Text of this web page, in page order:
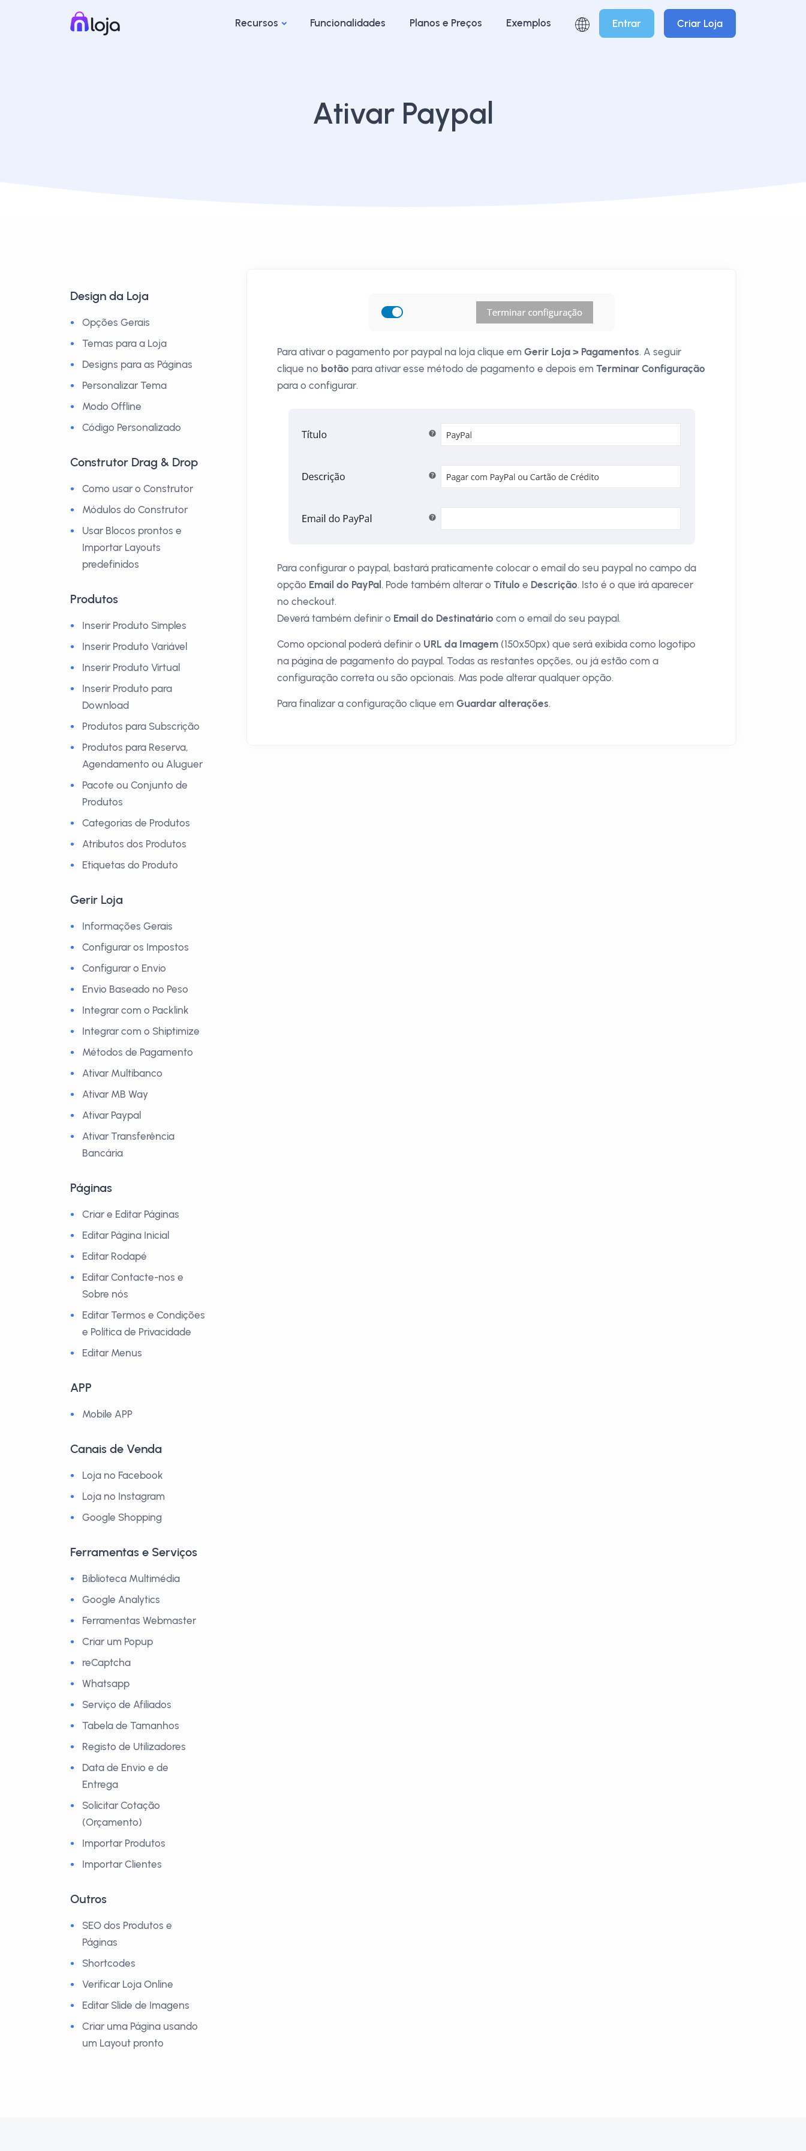
Recursos Funcionalidades Planos e Preços Exemplos Entrar Criar Loja
Ativar Paypal
Para ativar o pagamento por paypal na loja clique em Gerir Loja > Pagamentos. A seguir
clique no botão para ativar esse método de pagamento e depois em Terminar Configuração
para o configurar.
Para configurar o paypal, bastará praticamente colocar o email do seu paypal no campo da
opção Email do PayPal. Pode também alterar o Título e Descrição. Isto é o que irá aparecer
no checkout.
Deverá também definir o Email do Destinatário com o email do seu paypal.
Como opcional poderá definir o URL da Imagem (150x50px) que será exibida como logotipo
na página de pagamento do paypal. Todas as restantes opções, ou já estão com a
configuração correta ou são opcionais. Mas pode alterar qualquer opção.
Para finalizar a configuração clique em Guardar alterações.
Design da Loja
Opções Gerais
Temas para a Loja
Designs para as Páginas
Personalizar Tema
Modo Offline
Código Personalizado
Construtor Drag & Drop
Como usar o Construtor
Módulos do Construtor
Usar Blocos prontos e
Importar Layouts
predefinidos
Produtos
Inserir Produto Simples
Inserir Produto Variável
Inserir Produto Virtual
Inserir Produto para
Download
Produtos para Subscrição
Produtos para Reserva,
Agendamento ou Aluguer
Pacote ou Conjunto de
Produtos
Categorias de Produtos
Atributos dos Produtos
Etiquetas do Produto
Gerir Loja
Informações Gerais
Configurar os Impostos
Configurar o Envio
Envio Baseado no Peso
Integrar com o Packlink
Integrar com o Shiptimize
Métodos de Pagamento
Ativar Multibanco
Ativar MB Way
Ativar Paypal
Ativar Transferência
Bancária
Páginas
Criar e Editar Páginas
Editar Página Inicial
Editar Rodapé
Editar Contacte-nos e
Sobre nós
Editar Termos e Condições
e Política de Privacidade
Editar Menus
APP
Mobile APP
Canais de Venda
Loja no Facebook
Loja no Instagram
Google Shopping
Ferramentas e Serviços
Biblioteca Multimédia
Google Analytics
Ferramentas Webmaster
Criar um Popup
reCaptcha
Whatsapp
Serviço de Afiliados
Tabela de Tamanhos
Registo de Utilizadores
Data de Envio e de
Entrega
Solicitar Cotação
(Orçamento)
Importar Produtos
Importar Clientes
Outros
SEO dos Produtos e
Páginas
Shortcodes
Verificar Loja Online
Editar Slide de Imagens
Criar uma Página usando
um Layout pronto